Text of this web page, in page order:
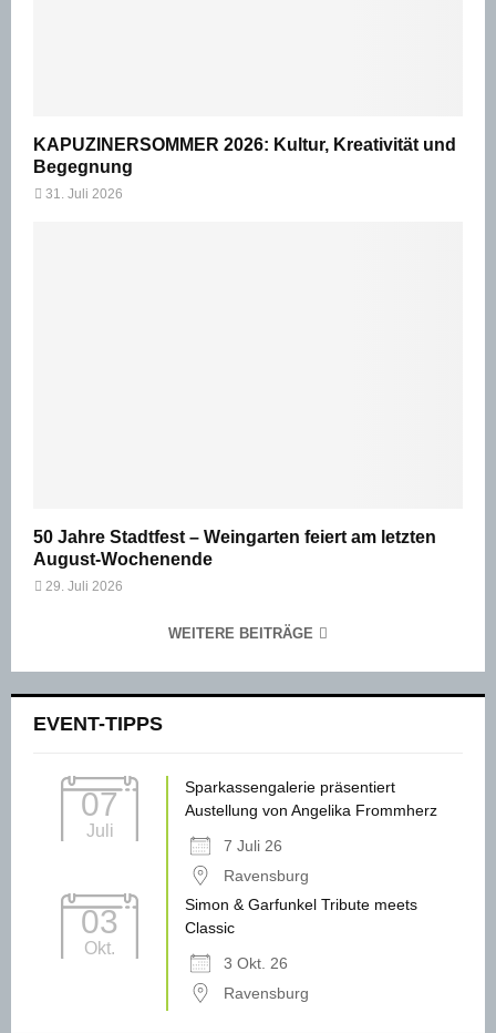
KAPUZINERSOMMER 2026: Kultur, Kreativität und
Begegnung
31. Juli 2026
50 Jahre Stadtfest – Weingarten feiert am letzten
August-Wochenende
29. Juli 2026
WEITERE BEITRÄGE
EVENT-TIPPS
07
Juli
Sparkassengalerie präsentiert
Austellung von Angelika Frommherz
7 Juli 26
Ravensburg
03
Okt.
Simon & Garfunkel Tribute meets
Classic
3 Okt. 26
Ravensburg